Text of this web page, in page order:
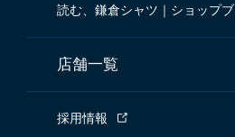
読む、鎌倉シャツ｜ショップ
店舗一覧
採用情報